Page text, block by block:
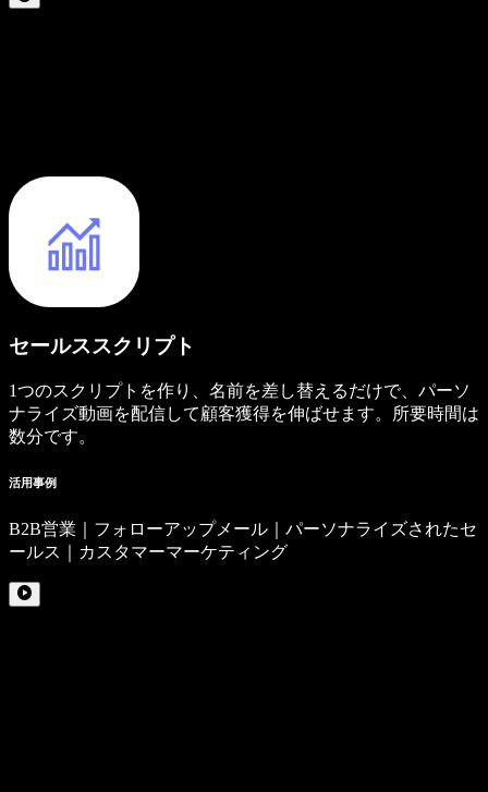
セールススクリプト
1つのスクリプトを作り、名前を差し替えるだけで、パーソ
ナライズ動画を配信して顧客獲得を伸ばせます。所要時間は
数分です。
活用事例
B2B営業｜フォローアップメール｜パーソナライズされたセ
ールス｜カスタマーマーケティング